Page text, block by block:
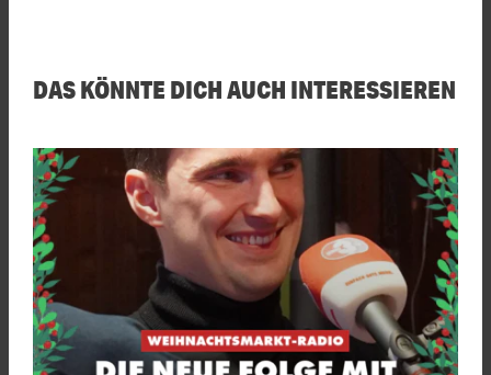
DAS KÖNNTE DICH AUCH INTERESSIEREN